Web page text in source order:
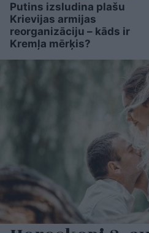
Putins izsludina plašu
Krievijas armijas
reorganizāciju – kāds ir
Kremļa mērķis?